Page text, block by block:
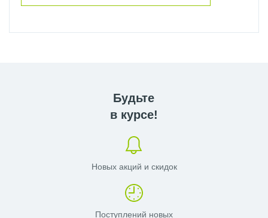
Будьте
в курсе!
Новых акций и скидок
Поступлений новых